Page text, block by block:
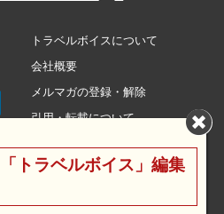
トラベルボイスについて
会社概要
メルマガの登録・解除
引用・転載について
利用規約
トラベルボイス」編集